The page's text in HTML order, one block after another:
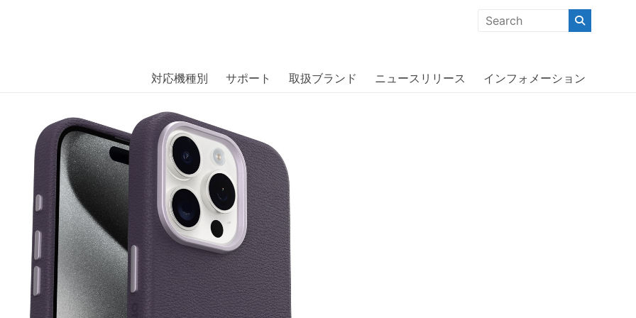
には、日本では珍しい「海外ブランド」をはじめ「ユニークな商品」「機能的な商品」「コストパフォーマンスの高い商
対応機種別 サポート 取扱ブランド ニュースリリース インフォメーション